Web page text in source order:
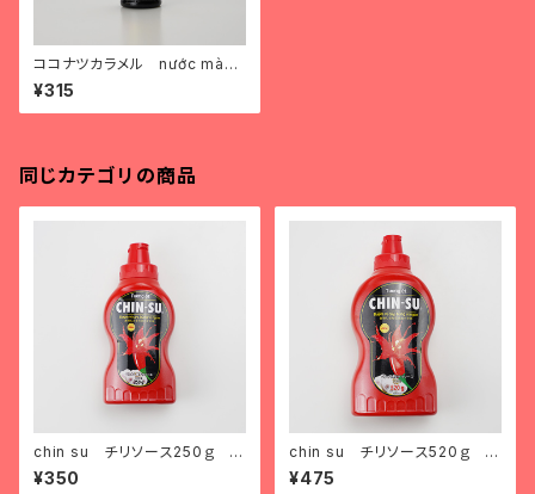
ココナツカラメル nước màu
dừa
¥315
同じカテゴリの商品
chin su チリソース250ｇ tư
ơng ớt chin su loại nhỏ
¥350
chin su チリソース520ｇ tư
ơng ớt chin su loại to
¥475